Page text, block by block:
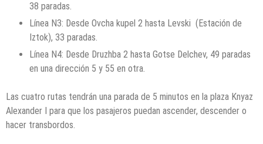
38 paradas.
Línea N3: Desde Ovcha kupel 2 hasta Levski (Estación de
Iztok), 33 paradas.
Línea N4: Desde Druzhba 2 hasta Gotse Delchev, 49 paradas
en una dirección 5 y 55 en otra.
Las cuatro rutas tendrán una parada de 5 minutos en la plaza Knyaz
Alexander I para que los pasajeros puedan ascender, descender o
hacer transbordos.